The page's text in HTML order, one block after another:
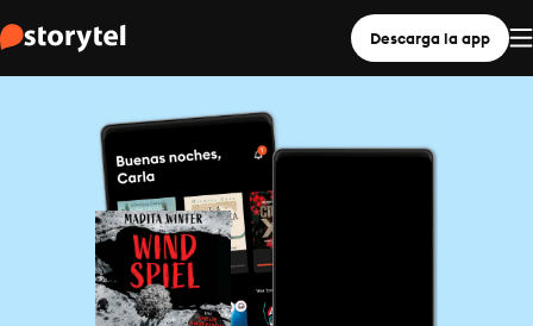
Descarga la app